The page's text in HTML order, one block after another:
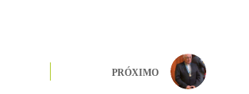
PRÓXIMO